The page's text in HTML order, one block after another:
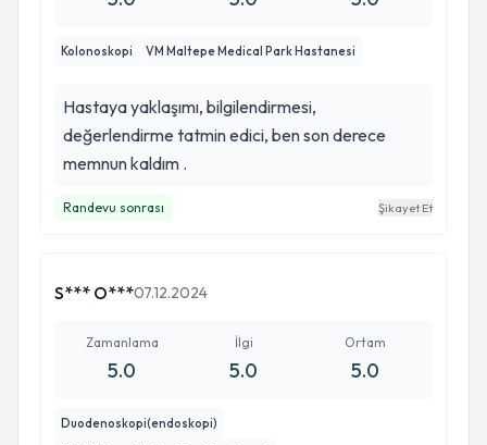
Kolonoskopi VM Maltepe Medical Park Hastanesi
Hastaya yaklaşımı, bilgilendirmesi,
değerlendirme tatmin edici, ben son derece
memnun kaldım .
Randevu sonrası Şikayet Et
S*** O***07.12.2024
Zamanlama
5.0
İlgi
5.0
Ortam
5.0
Duodenoskopi(endoskopi)